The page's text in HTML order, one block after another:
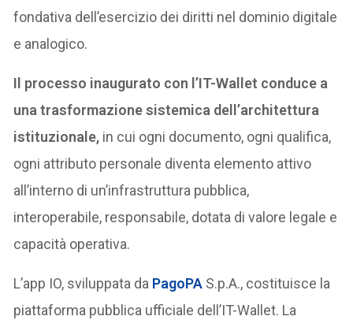
fondativa dell’esercizio dei diritti nel dominio digitale
e analogico.
Il processo inaugurato con l’IT-Wallet conduce a
una trasformazione sistemica dell’architettura
istituzionale, in cui ogni documento, ogni qualifica,
ogni attributo personale diventa elemento attivo
all’interno di un’infrastruttura pubblica,
interoperabile, responsabile, dotata di valore legale e
capacità operativa.
L’app IO, sviluppata da PagoPA S.p.A., costituisce la
piattaforma pubblica ufficiale dell’IT-Wallet. La